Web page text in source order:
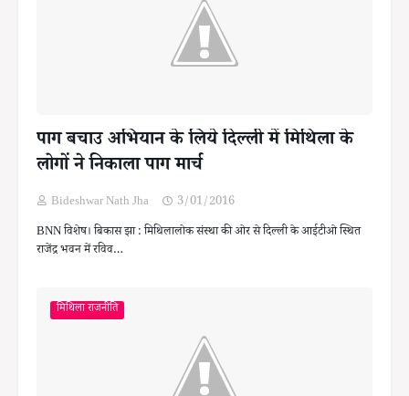
पाग बचाउ अभियान के लिये दिल्ली में मिथिला के
लोगों ने निकाला पाग मार्च
Bideshwar Nath Jha
3/01/2016
BNN विशेष। बिकास झा : मिथिलालोक संस्था की ओर से दिल्ली के आईटीओ स्थित
राजेंद्र भवन में रविव…
मिथिला राजनीति